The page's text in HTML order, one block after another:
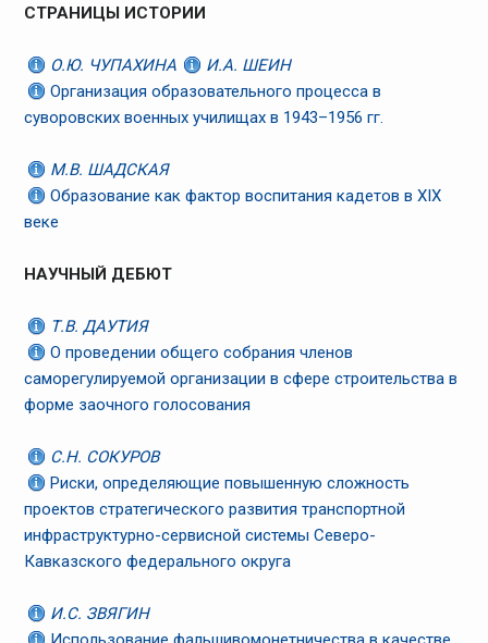
СТРАНИЦЫ ИСТОРИИ
О.Ю. ЧУПАХИНА
И.А. ШЕИН
Организация образовательного процесса в
суворовских военных училищах в 1943–1956 гг.
М.В. ШАДСКАЯ
Образование как фактор воспитания кадетов в XIX
веке
НАУЧНЫЙ ДЕБЮТ
Т.В. ДАУТИЯ
О проведении общего собрания членов
саморегулируемой организации в сфере строительства в
форме заочного голосования
С.Н. СОКУРОВ
Риски, определяющие повышенную сложность
проектов стратегического развития транспортной
инфраструктурно-сервисной системы Северо-
Кавказского федерального округа
И.С. ЗВЯГИН